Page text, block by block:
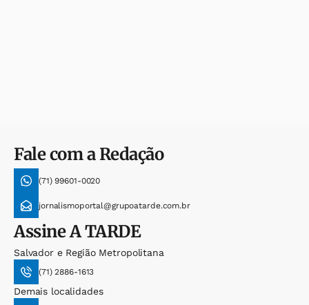
Fale com a Redação
(71) 99601-0020
jornalismoportal@grupoatarde.com.br
AssineA TARDE
Salvador e Região Metropolitana
(71) 2886-1613
Demais localidades